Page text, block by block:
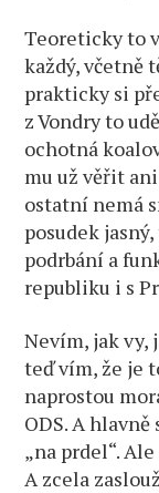
Teoreticky to
každý, včetně
prakticky si
z Vondry to
ochotná
mu už věřit
ostatní nemá
posudek
podrbání a
republiku i s
Nevím, jak vy,
teď vím, že je
naprostou
ODS. A
„na prdel“.
A zcela